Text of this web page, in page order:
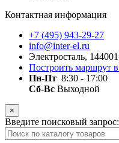
Контактная информация
+7 (495) 943-29-27
info@inter-el.ru
Электросталь,
Построить маршрут в
Пн-Пт 8:30 - 17:00
Сб-Вс Выходной
×
Введите поисковый запрос: